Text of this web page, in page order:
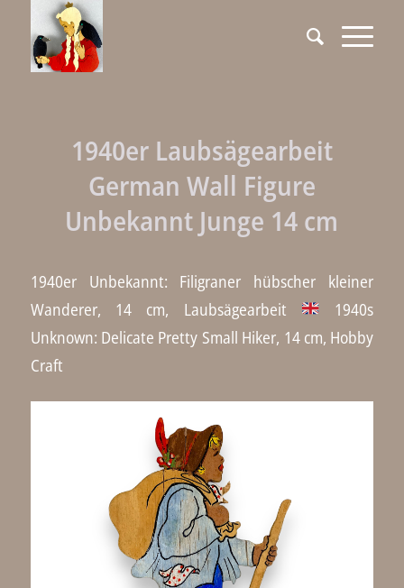
1940er Laubsägearbeit
German Wall Figure
Unbekannt Junge 14 cm
1940er Unbekannt: Filigraner hübscher kleiner
Wanderer, 14 cm, Laubsägearbeit
1940s
Unknown: Delicate Pretty Small Hiker, 14 cm, Hobby
Craft